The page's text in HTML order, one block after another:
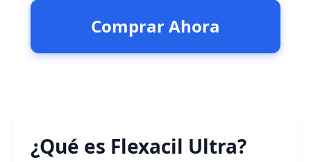
Comprar Ahora
¿Qué es Flexacil Ultra?